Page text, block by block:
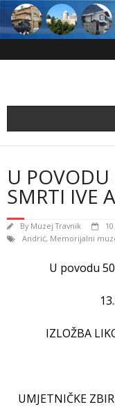
Skip
content
U POVODU
SMRTI IVE
By Muzej Travnik
Andrić, Memorijalni
U povodu
IZLOŽBA
UMJETNIČKE